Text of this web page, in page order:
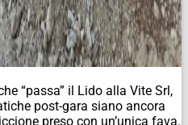
“passa” il Lido alla Vite Srl,
post-gara siano ancora
preso con un’unica fava.